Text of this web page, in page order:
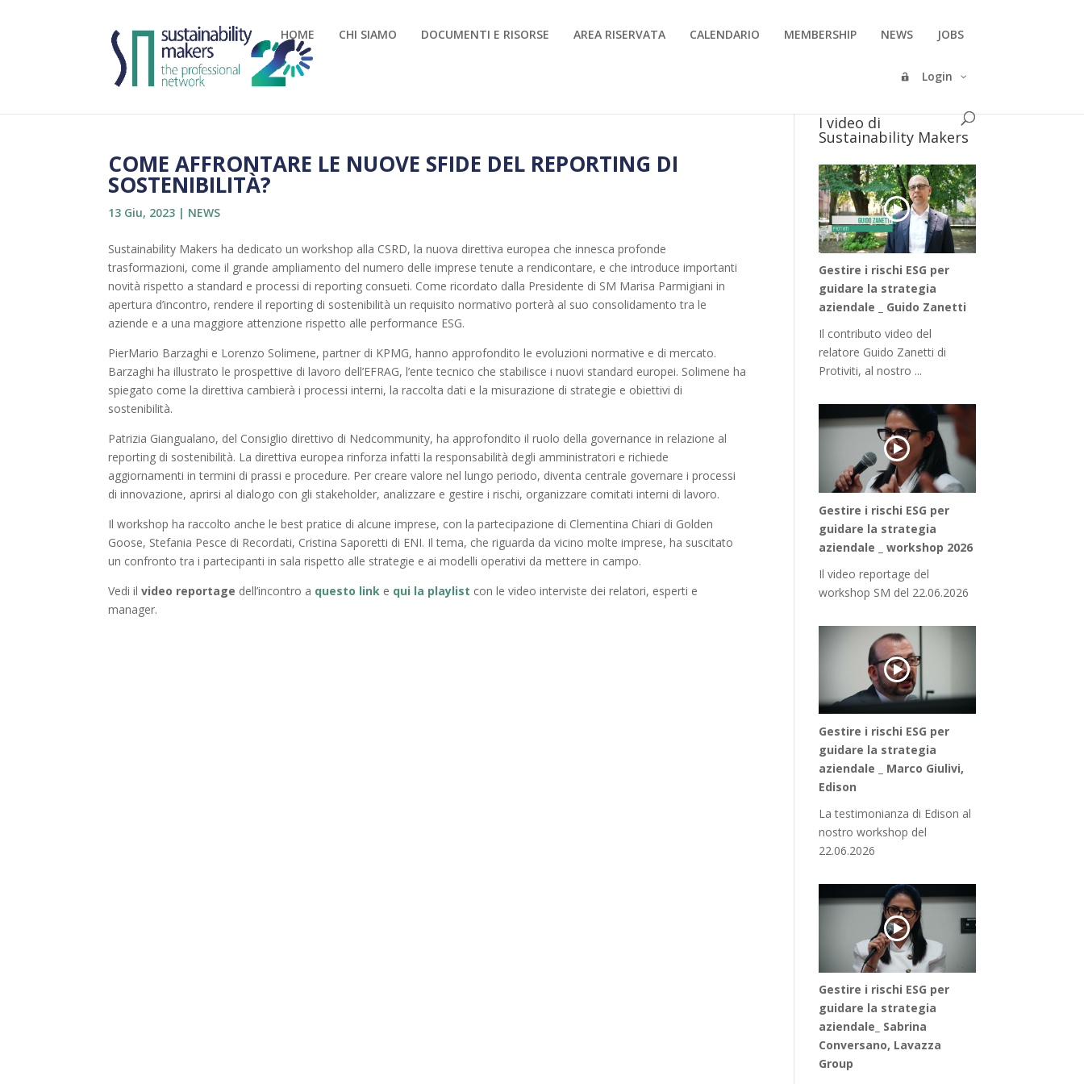
HOME CHI SIAMO DOCUMENTI E RISORSE AREA RISERVATA CALENDARIO MEMBERSHIP NEWS JOBS
Login
COME AFFRONTARE LE NUOVE SFIDE DEL REPORTING DI
SOSTENIBILITÀ?
13 Giu, 2023 | NEWS
Sustainability Makers ha dedicato un workshop alla CSRD, la nuova direttiva europea che innesca profonde
trasformazioni, come il grande ampliamento del numero delle imprese tenute a rendicontare, e che introduce importanti
novità rispetto a standard e processi di reporting consueti. Come ricordato dalla Presidente di SM Marisa Parmigiani in
apertura d’incontro, rendere il reporting di sostenibilità un requisito normativo porterà al suo consolidamento tra le
aziende e a una maggiore attenzione rispetto alle performance ESG.
PierMario Barzaghi e Lorenzo Solimene, partner di KPMG, hanno approfondito le evoluzioni normative e di mercato.
Barzaghi ha illustrato le prospettive di lavoro dell’EFRAG, l’ente tecnico che stabilisce i nuovi standard europei. Solimene ha
spiegato come la direttiva cambierà i processi interni, la raccolta dati e la misurazione di strategie e obiettivi di
sostenibilità.
Patrizia Giangualano, del Consiglio direttivo di Nedcommunity, ha approfondito il ruolo della governance in relazione al
reporting di sostenibilità. La direttiva europea rinforza infatti la responsabilità degli amministratori e richiede
aggiornamenti in termini di prassi e procedure. Per creare valore nel lungo periodo, diventa centrale governare i processi
di innovazione, aprirsi al dialogo con gli stakeholder, analizzare e gestire i rischi, organizzare comitati interni di lavoro.
Il workshop ha raccolto anche le best pratice di alcune imprese, con la partecipazione di Clementina Chiari di Golden
Goose, Stefania Pesce di Recordati, Cristina Saporetti di ENI. Il tema, che riguarda da vicino molte imprese, ha suscitato
un confronto tra i partecipanti in sala rispetto alle strategie e ai modelli operativi da mettere in campo.
Vedi ilvideo reportage dell’incontro a questo link e qui la playlist con le video interviste dei relatori, esperti e
manager.
I video di
Sustainability Makers
Gestire i rischi ESG per
guidare la strategia
aziendale _ Guido Zanetti
Il contributo video del
relatore Guido Zanetti di
Protiviti, al nostro ...
Gestire i rischi ESG per
guidare la strategia
aziendale _ workshop 2026
Il video reportage del
workshop SM del 22.06.2026
Gestire i rischi ESG per
guidare la strategia
aziendale _ Marco Giulivi,
Edison
La testimonianza di Edison al
nostro workshop del
22.06.2026
Gestire i rischi ESG per
guidare la strategia
aziendale_ Sabrina
Conversano, Lavazza
Group